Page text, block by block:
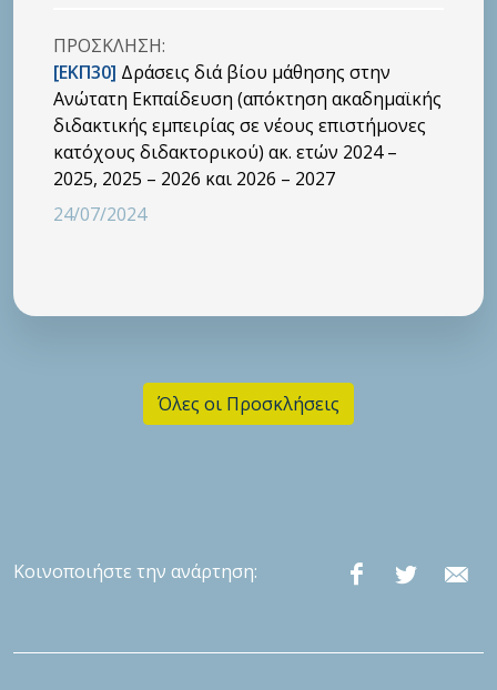
ΠΡΟΣΚΛΗΣΗ:
[ΕΚΠ30] Δράσεις διά βίου μάθησης στην
Ανώτατη Εκπαίδευση (απόκτηση ακαδημαϊκής
διδακτικής εμπειρίας σε νέους επιστήμονες
κατόχους διδακτορικού) ακ. ετών 2024 –
2025, 2025 – 2026 και 2026 – 2027
24/07/2024
Όλες οι Προσκλήσεις
Κοινοποιήστε την ανάρτηση: